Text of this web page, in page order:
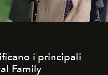
i principali
Family